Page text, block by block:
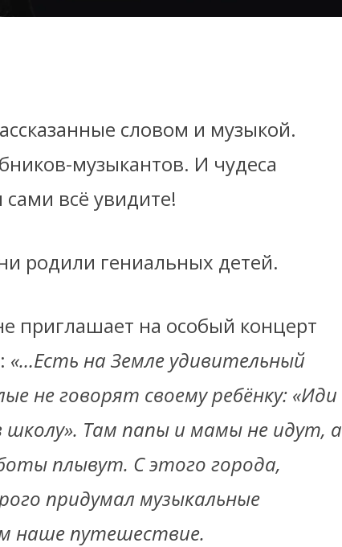
словом и музыкой.
музыкантов. И чудеса
всё увидите!
родили гениальных детей.
приглашает на особый концерт
«…Есть на Земле удивительный
не говорят своему ребёнку: «Иди
школу». Там папы и мамы не идут, а
плывут. С этого города,
придумал музыкальные
наше путешествие.